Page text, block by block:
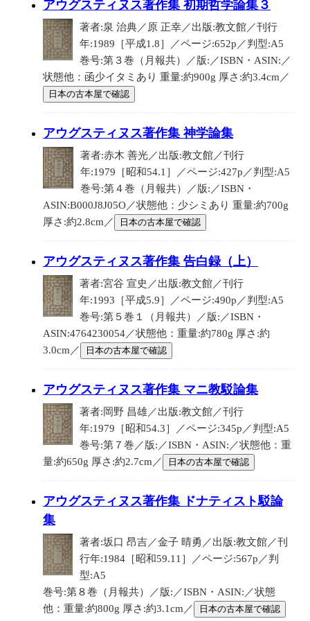
アウグスティヌス著作集 初期哲学論集３
著者:泉 治典／原 正幸／出版:教文館／刊行
年:1989［平成1.8］／ページ:652p／判型:A5
巻号:第３巻（月報共）／版:／ISBN・ASIN:／
状態他：函少イタミあり 重量:約900g 厚さ:約3.4cm／
日本の古本屋で確認
アウグスティヌス著作集 神学論集
著者:赤木 善光／出版:教文館／刊行
年:1979［昭和54.1］／ページ:427p／判型:A5
巻号:第４巻（月報共）／版:／ISBN・
ASIN:B000J8J05O／状態他：少シミあり 重量:約700g
厚さ:約2.8cm／
日本の古本屋で確認
アウグスティヌス著作集 告白録（上）
著者:宮谷 宣史／出版:教文館／刊行
年:1993［平成5.9］／ページ:490p／判型:A5
巻号:第５巻１（月報共）／版:／ISBN・
ASIN:4764230054／状態他：重量:約780g 厚さ:約
3.0cm／
日本の古本屋で確認
アウグスティヌス著作集 マニ教駁論集
著者:岡野 昌雄／出版:教文館／刊行
年:1979［昭和54.3］／ページ:345p／判型:A5
巻号:第７巻／版:／ISBN・ASIN:／状態他：重
量:約650g 厚さ:約2.7cm／
日本の古本屋で確認
アウグスティヌス著作集 ドナティスト駁論
集
著者:坂口 昂吉／金子 晴勇／出版:教文館／刊
行年:1984［昭和59.11］／ページ:567p／判
型:A5
巻号:第８巻（月報共）／版:／ISBN・ASIN:／状態
他：重量:約800g 厚さ:約3.1cm／
日本の古本屋で確認